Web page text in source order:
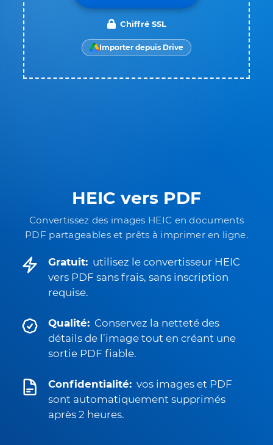
HEIC vers PDF
Convertissez des images HEIC en documents
PDF partageables et prêts à imprimer en ligne.
Gratuit: utilisez le convertisseur HEIC
vers PDF sans frais, sans inscription
requise.
Qualité: Conservez la netteté des
détails de l’image tout en créant une
sortie PDF fiable.
Confidentialité: vos images et PDF
sont automatiquement supprimés
après 2 heures.
Chiffré SSL
Importer depuis Drive